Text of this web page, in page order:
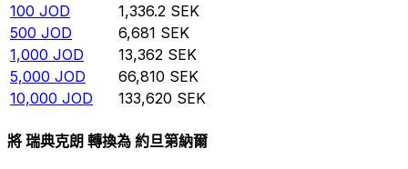
100 JOD 1,336.2 SEK
500 JOD 6,681 SEK
1,000 JOD 13,362 SEK
5,000 JOD 66,810 SEK
10,000 JOD 133,620 SEK
將 瑞典克朗 轉換為 約旦第納爾